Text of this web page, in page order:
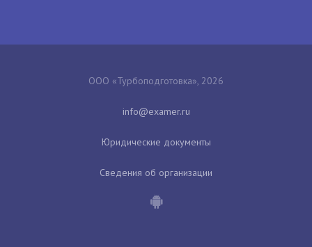
ООО «Турбоподготовка», 2026
Юридические документы
Сведения об организации